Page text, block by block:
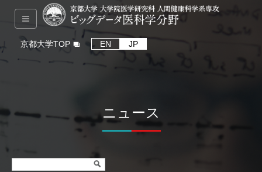
京都大学TOP EN JP
ニュース